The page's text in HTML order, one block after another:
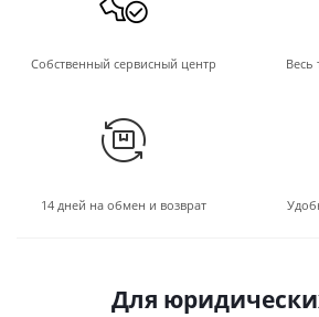
Собственный сервисный центр Весь
14 дней на обмен и возврат
Для